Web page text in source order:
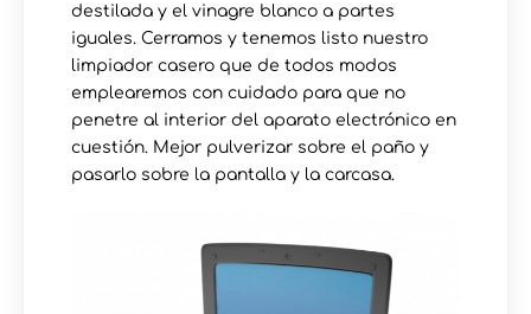
destilada y el vinagre blanco a partes
iguales. Cerramos y tenemos listo nuestro
limpiador casero que de todos modos
emplearemos con cuidado para que no
penetre al interior del aparato electrónico en
cuestión. Mejor pulverizar sobre el paño y
pasarlo sobre la pantalla y la carcasa.